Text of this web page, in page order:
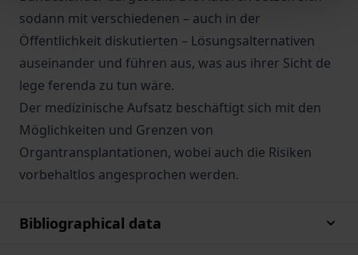
sodann mit verschiedenen – auch in der
Öffentlichkeit diskutierten – Lösungsalternativen
auseinander und führen aus, was aus ihrer Sicht de
lege ferenda zu tun wäre.
Der medizinische Aufsatz beschäftigt sich mit den
Möglichkeiten und Grenzen von
Organtransplantationen, wobei auch die Risiken
vorbehaltlos angesprochen werden.
Bibliographical data